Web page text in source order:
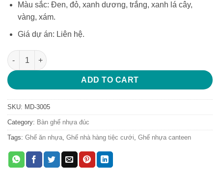
Màu sắc: Đen, đỏ, xanh dương, trắng, xanh lá cây,
vàng, xám.
Giá dự án: Liên hệ.
Ghế nhựa canteen giá rẻ ghế ăn nhựa nguyên khối MD-3005
ADD TO CART
SKU: MD-3005
Category: Bàn ghế nhựa đúc
Tags: Ghế ăn nhựa, Ghế nhà hàng tiệc cưới, Ghế nhựa canteen